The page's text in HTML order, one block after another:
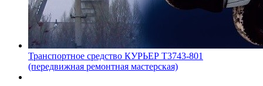
Транспортное средство КУРЬЕР Т3743-801
(передвижная ремонтная мастерская)